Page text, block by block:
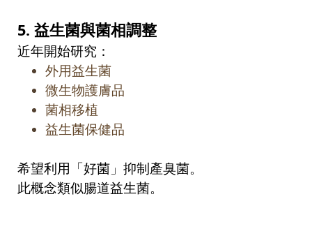
5. 益生菌與菌相調整
近年開始研究：
外用益生菌
微生物護膚品
菌相移植
益生菌保健品
希望利用「好菌」抑制產臭菌。
此概念類似腸道益生菌。